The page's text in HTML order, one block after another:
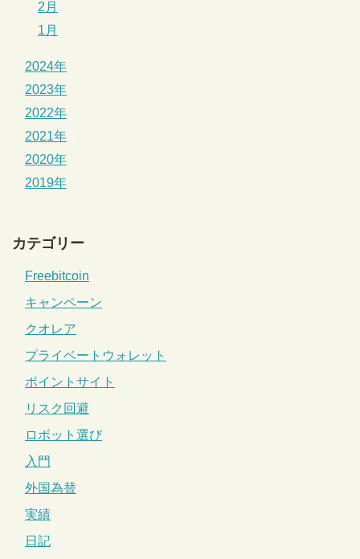
2月
1月
2024年
2023年
2022年
2021年
2020年
2019年
カテゴリー
Freebitcoin
キャンペーン
クオレア
プライベートウォレット
ポイントサイト
リスク回避
ロボット選び
入門
外国為替
実績
日記